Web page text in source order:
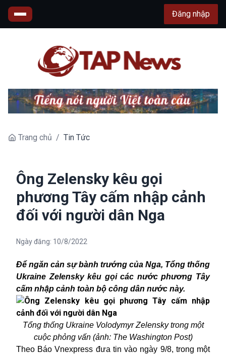
Đăng nhập
Trang chủ / Tin Tức
Ông Zelensky kêu gọi
phương Tây cấm nhập cảnh
đối với người dân Nga
Ngày đăng: 10/8/2022
Để ngăn cản sự bành trướng của Nga, Tổng thống
Ukraine Zelensky kêu gọi các nước phương Tây
cấm nhập cảnh toàn bộ công dân nước này.
Tổng thống Ukraine Volodymyr Zelensky trong một
cuộc phỏng vấn (ảnh: The Washington Post)
Theo Báo Vnexpress đưa tin vào ngày 9/8, trong một